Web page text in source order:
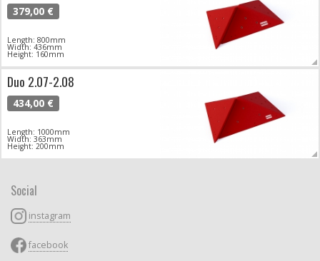
379,00 €
Length: 800mm
Width: 436mm
Height: 160mm
Duo 2.07-2.08
434,00 €
Length: 1000mm
Width: 363mm
Height: 200mm
Social
instagram
facebook